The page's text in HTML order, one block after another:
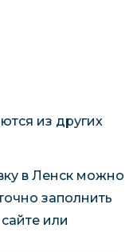
из других
в Ленск можно
заполнить
или